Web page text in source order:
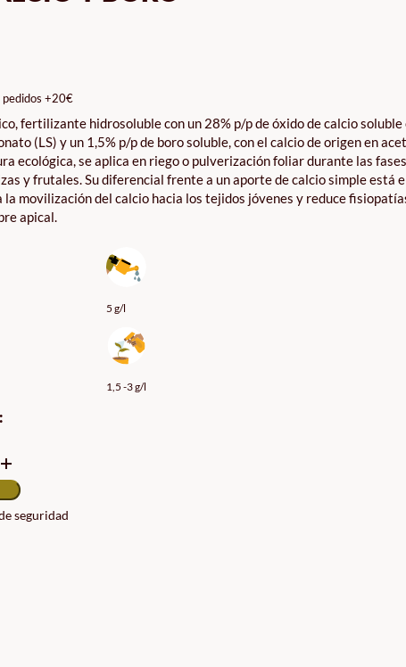
pedidos +20€
fertilizante hidrosoluble con un 28% p/p de óxido de calcio soluble
(LS) y un 1,5% p/p de boro soluble, con el calcio de origen en
ecológica, se aplica en riego o pulverización foliar durante las
y frutales. Su diferencial frente a un aporte de calcio simple está
movilización del calcio hacia los tejidos jóvenes y reduce
apical.
5 g/l
1,5 -3 g/l
seguridad